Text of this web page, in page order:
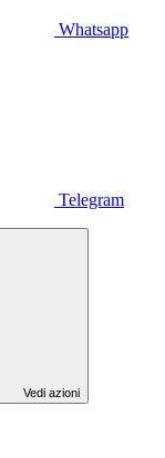
Whatsapp
Telegram
Vedi azioni